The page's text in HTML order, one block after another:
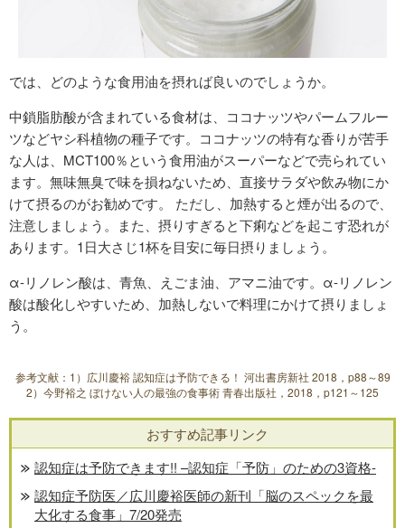
では、どのような食用油を摂れば良いのでしょうか。
中鎖脂肪酸が含まれている食材は、ココナッツやパームフルー
ツなどヤシ科植物の種子です。ココナッツの特有な香りが苦手
な人は、MCT100％という食用油がスーパーなどで売られてい
ます。無味無臭で味を損ねないため、直接サラダや飲み物にか
けて摂るのがお勧めです。 ただし、加熱すると煙が出るので、
注意しましょう。また、摂りすぎると下痢などを起こす恐れが
あります。1日大さじ1杯を目安に毎日摂りましょう。
α-リノレン酸は、青魚、えごま油、アマニ油です。α-リノレン
酸は酸化しやすいため、加熱しないで料理にかけて摂りましょ
う。
参考文献：1）広川慶裕 認知症は予防できる！ 河出書房新社 2018，p88～89
2）今野裕之 ぼけない人の最強の食事術 青春出版社，2018，p121～125
おすすめ記事リンク
認知症は予防できます!! –認知症「予防」のための3資格-
認知症予防医／広川慶裕医師の新刊「脳のスペックを最
大化する食事」7/20発売